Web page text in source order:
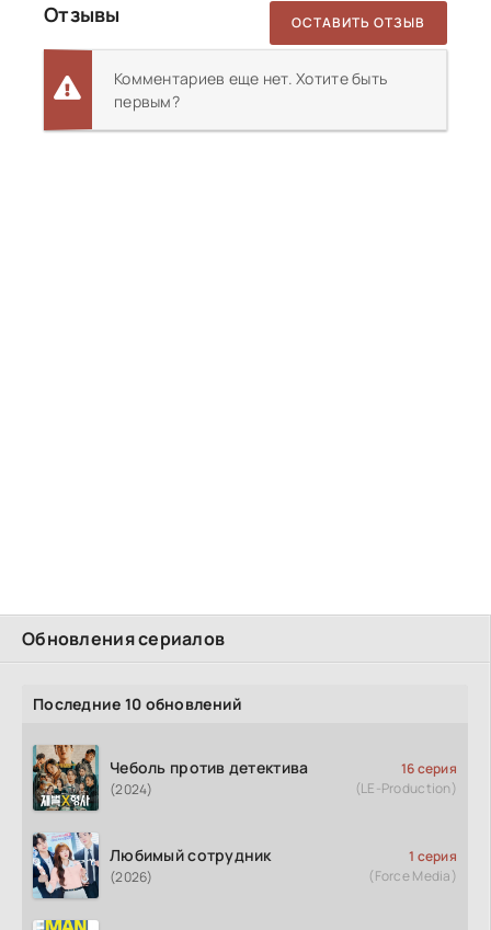
Обновления сериалов
Последние 10 обновлений
Чеболь против детектива
(2024)
16 серия
(LE-Production)
Любимый сотрудник
(2026)
1 серия
(Force Media)
Отзывы ОСТАВИТЬ ОТЗЫВ
Комментариев еще нет. Хотите быть
первым?